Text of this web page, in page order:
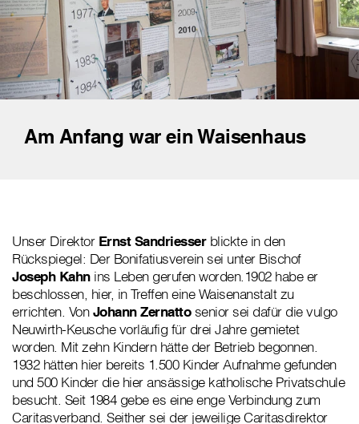
Am Anfang war ein Waisenhaus
Unser Direktor Ernst Sandriesserblickte in den
Rückspiegel: Der Bonifatiusverein sei unter Bischof
Joseph Kahnins Leben gerufen worden.1902 habe er
beschlossen, hier, in Treffen eine Waisenanstalt zu
errichten. VonJohann Zernattosenior sei dafür die vulgo
Neuwirth-Keusche vorläufig für drei Jahre gemietet
worden. Mit zehn Kindern hätte der Betrieb begonnen.
1932 hätten hier bereits 1.500 Kinder Aufnahme gefunden
und 500 Kinder die hier ansässige katholische Privatschule
besucht. Seit 1984 gebe es eine enge Verbindung zum
Caritasverband. Seither sei der jeweilige Caritasdirektor